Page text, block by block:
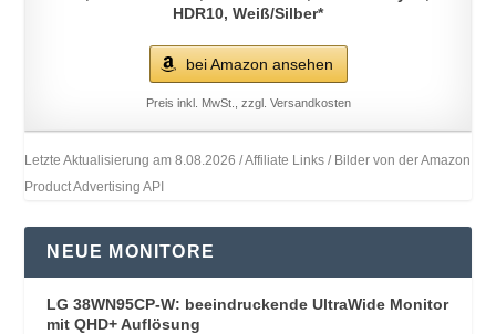
HDR10, Weiß/Silber*
bei Amazon ansehen
Preis inkl. MwSt., zzgl. Versandkosten
Letzte Aktualisierung am 8.08.2026 / Affiliate Links / Bilder von der Amazon
Product Advertising API
NEUE MONITORE
LG 38WN95CP-W: beeindruckende UltraWide Monitor
mit QHD+ Auflösung